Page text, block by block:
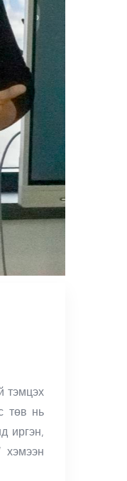
тэмцэх
төв нь
иргэн,
хэмээн